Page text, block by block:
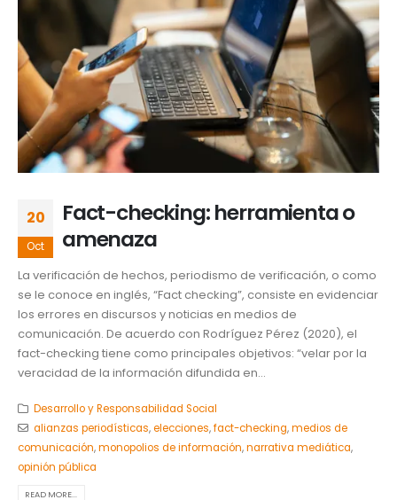
20
Oct
Fact-checking: herramienta o
amenaza
La verificación de hechos, periodismo de verificación, o como
se le conoce en inglés, “Fact checking”, consiste en evidenciar
los errores en discursos y noticias en medios de
comunicación. De acuerdo con Rodríguez Pérez (2020), el
fact-checking tiene como principales objetivos: “velar por la
veracidad de la información difundida en...
Desarrollo y Responsabilidad Social
alianzas periodísticas,elecciones,fact-checking,medios de
comunicación,monopolios de información,narrativa mediática,
opinión pública
READ MORE...